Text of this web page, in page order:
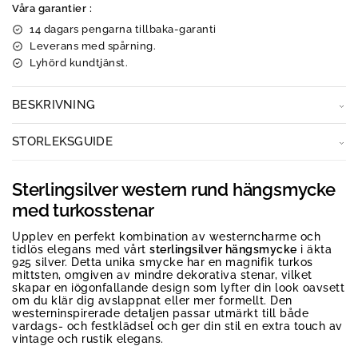
Våra garantier :
14 dagars pengarna tillbaka-garanti
Leverans med spårning.
Lyhörd kundtjänst.
BESKRIVNING
STORLEKSGUIDE
Sterlingsilver western rund hängsmycke
med turkosstenar
Upplev en perfekt kombination av westerncharme och
tidlös elegans med vårt sterlingsilver hängsmycke i äkta
925 silver. Detta unika smycke har en magnifik turkos
mittsten, omgiven av mindre dekorativa stenar, vilket
skapar en iögonfallande design som lyfter din look oavsett
om du klär dig avslappnat eller mer formellt. Den
westerninspirerade detaljen passar utmärkt till både
vardags- och festklädsel och ger din stil en extra touch av
vintage och rustik elegans.